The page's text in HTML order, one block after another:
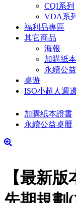
CQI系列
VDA系列
福利品專區
其它商品
海報
加購紙
永續公
桌遊
ISO小超人週
加購紙本證書
永續公益桌曆
【最新